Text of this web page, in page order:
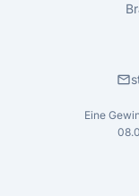
mail
Eine